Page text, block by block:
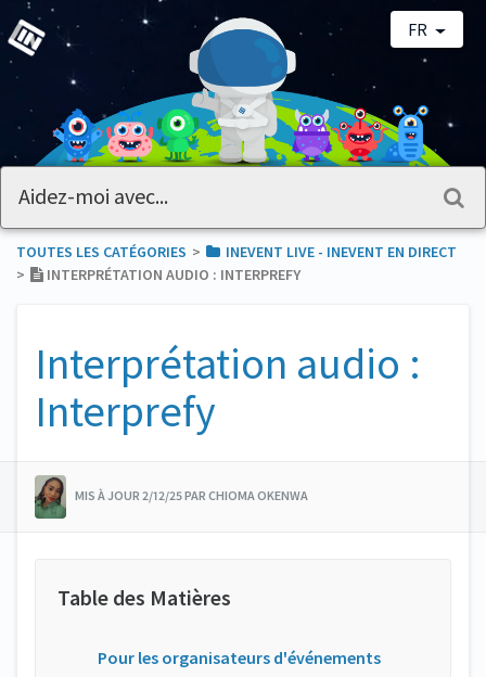
FR
TOUTES LES CATÉGORIES ​>​ ​INEVENT LIVE - INEVENT EN DIRECT
>​
INTERPRÉTATION AUDIO : INTERPREFY
Interprétation audio :
Interprefy
MIS À JOUR 2/12/25 PAR CHIOMA OKENWA
Pour les organisateurs d'événements